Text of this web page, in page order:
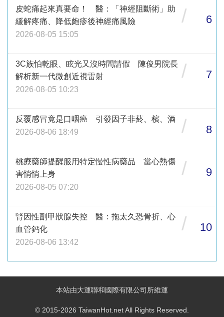
皮蛇痛起來真要命！ 醫：「神經阻斷術」助
緩解疼痛、降低皰疹後神經痛風險
2026-08-05 15:05
/ 6
3C族怕乾眼、眩光又沒時間請假 陳俊男院長
解析新一代微創近視雷射
2026-08-05 10:23
/ 7
反覆感冒竟是口咽癌 引發因子非菸、檳、酒
2026-08-06 18:49
/ 8
桃療藥師提醒服用特定慢性病藥品 當心熱傷
害悄悄上身
2026-08-05 07:20
/ 9
腎因性副甲狀腺失控 醫：拖太久恐骨折、心
血管鈣化
2026-08-06 13:42
/ 10
本站由大運聯和國際有限公司所維運
© 2015-2026 TaiwanHot.net All Rights Reserved.